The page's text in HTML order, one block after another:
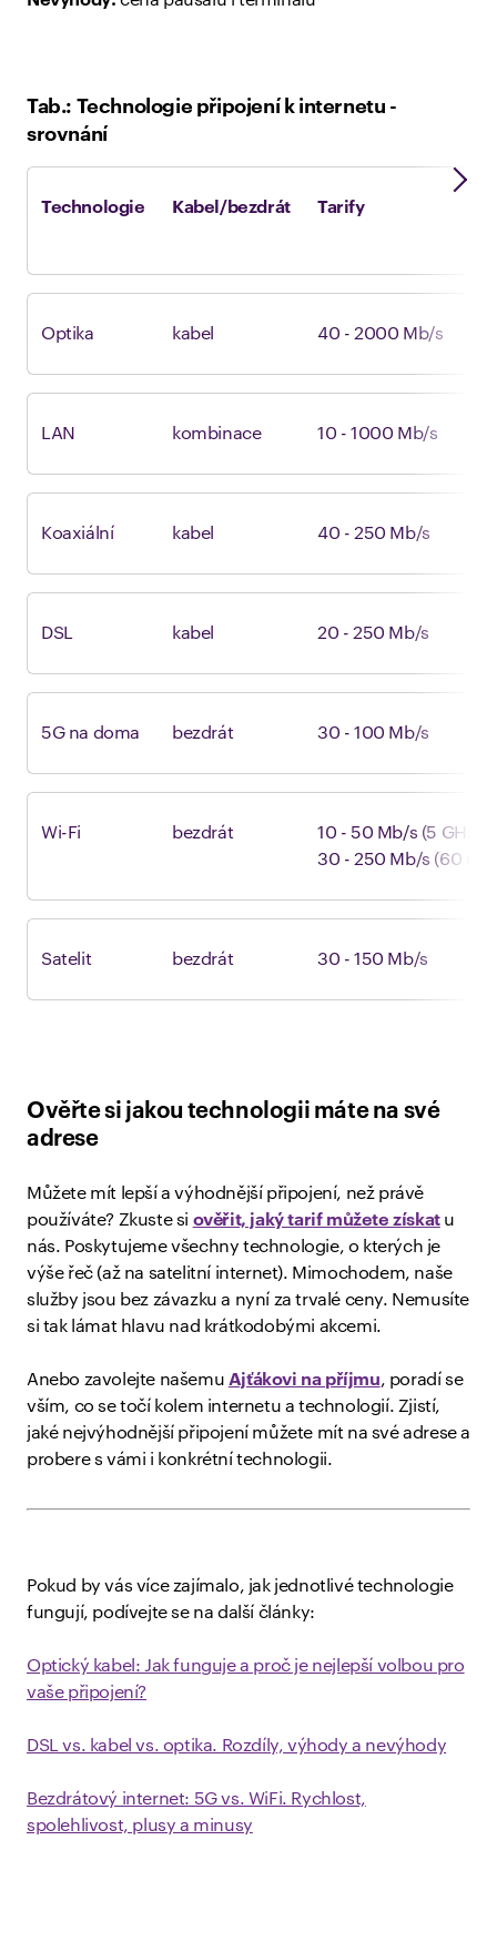
Tab.: Technologie připojení k internetu -
srovnání
Technologie Kabel/bezdrát Tarify
Optika kabel 40 - 2000 Mb/s
LAN kombinace 10 - 1000 Mb/s
Koaxiální kabel 40 - 250 Mb/s
DSL kabel 20 - 250 Mb/s
5G na doma bezdrát 30 - 100 Mb/s
Wi-Fi bezdrát
10 - 50 Mb/s (5 GHz
30 - 250 Mb/s (60
Satelit bezdrát 30 - 150 Mb/s
Ověřte si jakou technologii máte na své
adrese
Můžete mít lepší a výhodnější připojení, než právě
používáte? Zkuste si ověřit, jaký tarif můžete získatu
nás. Poskytujeme všechny technologie, o kterých je
výše řeč (až na satelitní internet). Mimochodem, naše
služby jsou bez závazku a nyní za trvalé ceny. Nemusíte
si tak lámat hlavu nad krátkodobými akcemi.
Anebo zavolejte našemu Ajťákovi na příjmu, poradí se
vším, co se točí kolem internetu a technologií. Zjistí,
jaké nejvýhodnější připojení můžete mít na své adrese a
probere s vámi i konkrétní technologii.
Pokud by vás více zajímalo, jak jednotlivé technologie
fungují, podívejte se na další články:
Optický kabel: Jak funguje a proč je nejlepší volbou pro
vaše připojení?
DSL vs. kabel vs. optika. Rozdíly, výhody a nevýhody
Bezdrátový internet: 5G vs. WiFi. Rychlost,
spolehlivost, plusy a minusy